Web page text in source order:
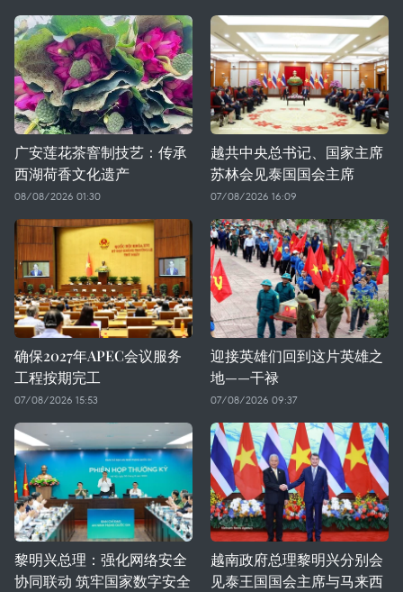
广安莲花茶窨制技艺：传承
西湖荷香文化遗产
08/08/2026 01:30
越共中央总书记、国家主席
苏林会见泰国国会主席
07/08/2026 16:09
确保2027年APEC会议服务
工程按期完工
07/08/2026 15:53
迎接英雄们回到这片英雄之
地——干禄
07/08/2026 09:37
黎明兴总理：强化网络安全
协同联动 筑牢国家数字安全
越南政府总理黎明兴分别会
见泰王国国会主席与马来西